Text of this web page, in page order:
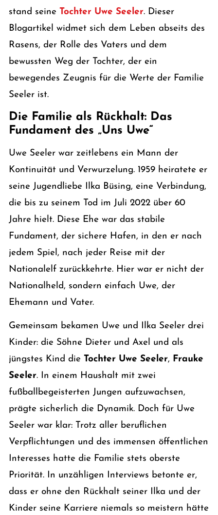
stand seine Tochter Uwe Seeler. Dieser
Blogartikel widmet sich dem Leben abseits des
Rasens, der Rolle des Vaters und dem
bewussten Weg der Tochter, der ein
bewegendes Zeugnis für die Werte der Familie
Seeler ist.
Die Familie als Rückhalt: Das
Fundament des „Uns Uwe“
Uwe Seeler war zeitlebens ein Mann der
Kontinuität und Verwurzelung. 1959 heiratete er
seine Jugendliebe Ilka Büsing, eine Verbindung,
die bis zu seinem Tod im Juli 2022 über 60
Jahre hielt. Diese Ehe war das stabile
Fundament, der sichere Hafen, in den er nach
jedem Spiel, nach jeder Reise mit der
Nationalelf zurückkehrte. Hier war er nicht der
Nationalheld, sondern einfach Uwe, der
Ehemann und Vater.
Gemeinsam bekamen Uwe und Ilka Seeler drei
Kinder: die Söhne Dieter und Axel und als
jüngstes Kind die Tochter Uwe Seeler, Frauke
Seeler. In einem Haushalt mit zwei
fußballbegeisterten Jungen aufzuwachsen,
prägte sicherlich die Dynamik. Doch für Uwe
Seeler war klar: Trotz aller beruflichen
Verpflichtungen und des immensen öffentlichen
Interesses hatte die Familie stets oberste
Priorität. In unzähligen Interviews betonte er,
dass er ohne den Rückhalt seiner Ilka und der
Kinder seine Karriere niemals so meistern hätte